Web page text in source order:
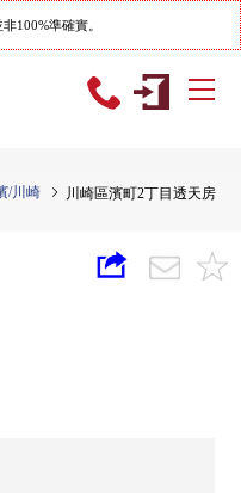
100%準確實。
/川崎 川崎區濱町2丁目透天房